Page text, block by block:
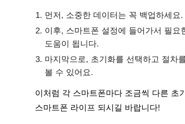
먼저, 소중한 데이터는 꼭 백업하세
이후, 스마트폰 설정에 들어가서 필
도움이 됩니다.
마지막으로, 초기화를 선택하고 절차
볼 수 있어요.
이처럼 각 스마트폰마다 조금씩 다른 초
스마트폰 라이프 되시길 바랍니다!